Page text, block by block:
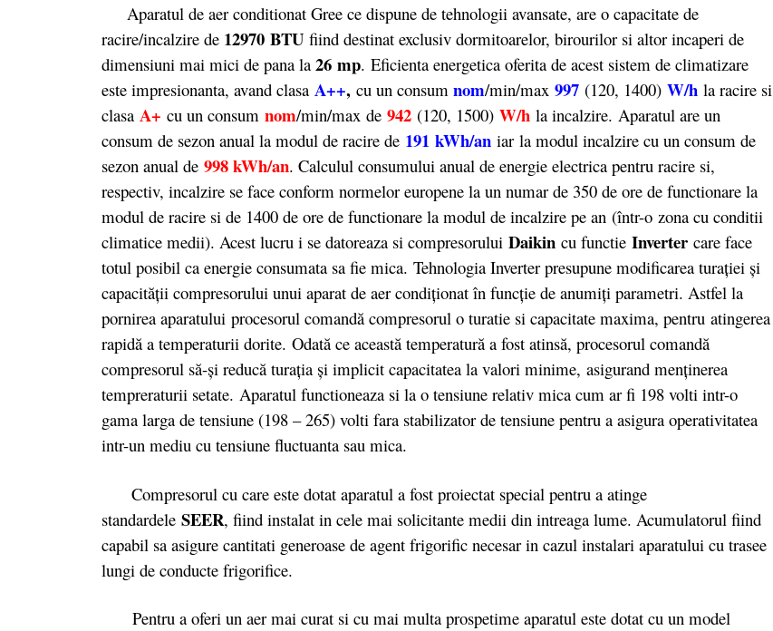
Aparatul de aer conditionat Gree ce dispune de tehnologii avansate, are o capacitate de
racire/incalzire de 12970 BTU fiind destinat exclusiv dormitoarelor, birourilor si altor incaperi de
dimensiuni mai mici de pana la 26 mp. Eficienta energetica oferita de acest sistem de climatizare
este impresionanta, avand clasa A++, cu un consum nom/min/max 997 (120, 1400) W/h la racire si
clasa A+ cu un consum nom/min/max de 942 (120, 1500) W/h la incalzire. Aparatul are un
consum de sezon anual la modul de racire de 191 kWh/an iar la modul incalzire cu un consum de
sezon anual de 998 kWh/an. Calculul consumului anual de energie electrica pentru racire si,
respectiv, incalzire se face conform normelor europene la un numar de 350 de ore de functionare la
modul de racire si de 1400 de ore de functionare la modul de incalzire pe an (într-o zona cu conditii
climatice medii). Acest lucru i se datoreaza si compresorului Daikin cu functie Inverter care face
totul posibil ca energie consumata sa fie mica. Tehnologia Inverter presupune modificarea turației și
capacității compresorului unui aparat de aer condiționat în funcție de anumiți parametri. Astfel la
pornirea aparatului procesorul comandă compresorul o turatie si capacitate maxima, pentru atingerea
rapidă a temperaturii dorite. Odată ce această temperatură a fost atinsă, procesorul comandă
compresorul să-și reducă turația și implicit capacitatea la valori minime, asigurand menținerea
tempreraturii setate. Aparatul functioneaza si la o tensiune relativ mica cum ar fi 198 volti intr-o
gama larga de tensiune (198 – 265) volti fara stabilizator de tensiune pentru a asigura operativitatea
intr-un mediu cu tensiune fluctuanta sau mica.
Compresorul cu care este dotat aparatul a fost proiectat special pentru a atinge
standardele SEER, fiind instalat in cele mai solicitante medii din intreaga lume. Acumulatorul fiind
capabil sa asigure cantitati generoase de agent frigorific necesar in cazul instalari aparatului cu trasee
lungi de conducte frigorifice.
Pentru a oferi un aer mai curat si cu mai multa prospetime aparatul este dotat cu un model